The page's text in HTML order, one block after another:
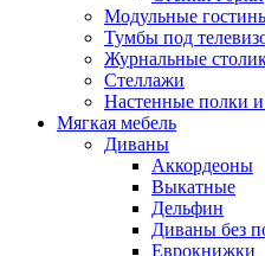
Модульные
Тумбы под
Журнальные
Стеллажи
Настенные полки
Мягкая мебель
Диваны
Аккордеоны
Выкатные
Дельфин
Диваны без
Еврокнижки